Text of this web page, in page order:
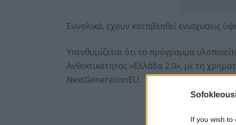
If you wish to
Συνολικά, έχουν καταβληθεί ενισχύσεις
Υπενθυμίζεται ότι το πρόγραμμα
Ανθεκτικότητας «Ελλάδα 2.0», με τη
NextGenerationEU.